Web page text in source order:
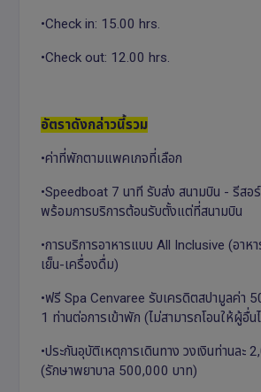
•Check in: 15.00 hrs.
•Check out: 12.00 hrs.
อัตราดังกล่าวนี้รวม
•ค่าที่พักตามแพคเกจที่เลือก
•Speedboat 7 นาที รับส่ง สนามบิน - รีสอ
พร้อมการบริการต้อนรับตั้งแต่ที่สนามบิน
•การบริการอาหารแบบ All Inclusive (อาหา
เย็น-เครื่องดื่ม)
•ฟรี Spa Cenvaree รับเครดิตสปามูลค่า
1 ท่านต่อการเข้าพัก (ไม่สามารถโอนให้ผู้อื่น
•ประกันอุบัติเหตุการเดินทาง วงเงินท่านละ
(รักษาพยาบาล 500,000 บาท)